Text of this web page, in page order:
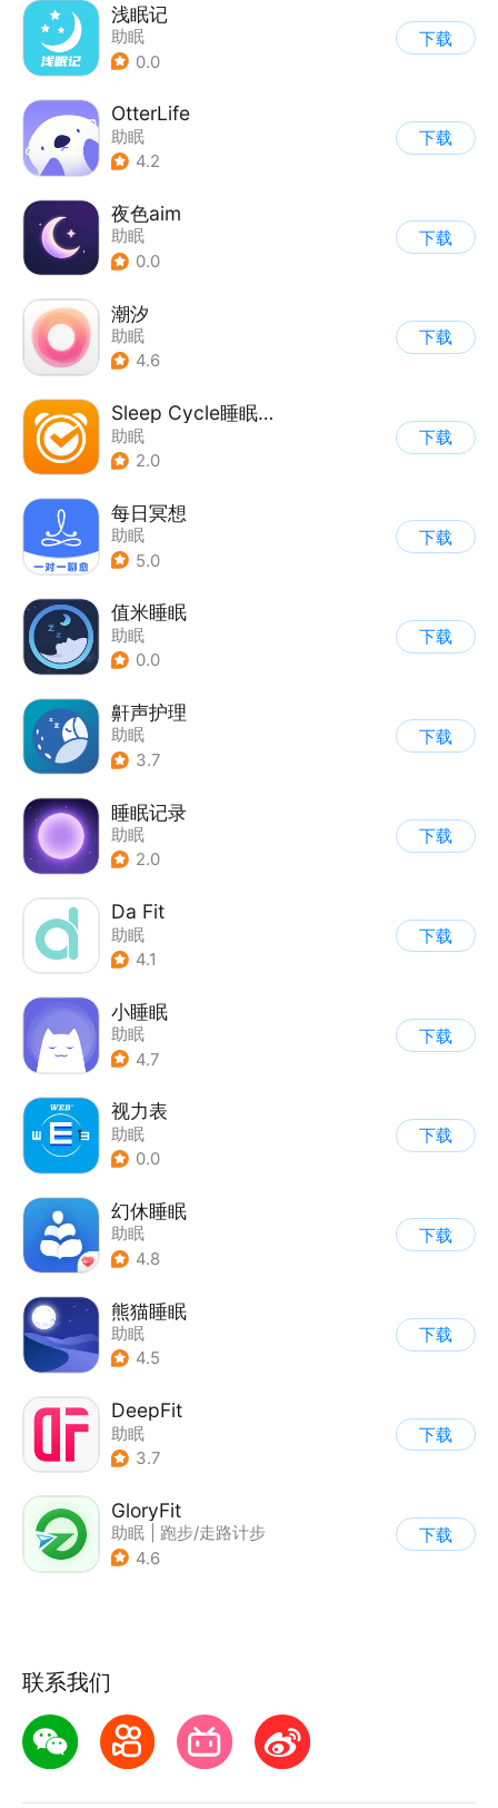
浅眠记
助眠
0.0
下载
OtterLife
助眠
4.2
下载
夜色aim
助眠
0.0
下载
潮汐
助眠
4.6
下载
Sleep Cycle睡眠助手
助眠
2.0
下载
每日冥想
助眠
5.0
下载
值米睡眠
助眠
0.0
下载
鼾声护理
助眠
3.7
下载
睡眠记录
助眠
2.0
下载
Da Fit
助眠
4.1
下载
小睡眠
助眠
4.7
下载
视力表
助眠
0.0
下载
幻休睡眠
助眠
4.8
下载
熊猫睡眠
助眠
4.5
下载
DeepFit
助眠
3.7
下载
GloryFit
助眠
跑步/走路计步
4.6
下载
联系我们